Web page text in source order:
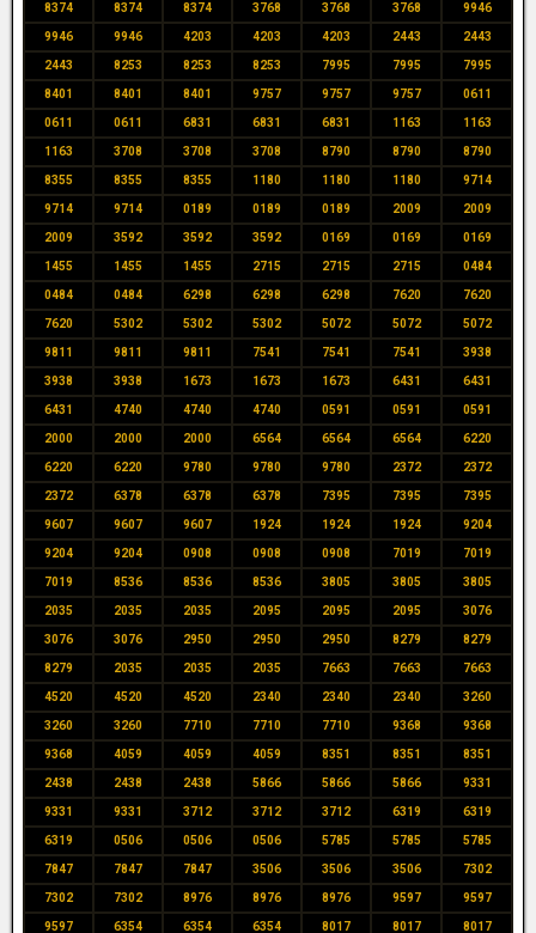
8374 8374 8374 3768 3768 3768 9946
9946 9946 4203 4203 4203 2443 2443
2443 8253 8253 8253 7995 7995 7995
8401 8401 8401 9757 9757 9757 0611
0611 0611 6831 6831 6831 1163 1163
1163 3708 3708 3708 8790 8790 8790
8355 8355 8355 1180 1180 1180 9714
9714 9714 0189 0189 0189 2009 2009
2009 3592 3592 3592 0169 0169 0169
1455 1455 1455 2715 2715 2715 0484
0484 0484 6298 6298 6298 7620 7620
7620 5302 5302 5302 5072 5072 5072
9811 9811 9811 7541 7541 7541 3938
3938 3938 1673 1673 1673 6431 6431
6431 4740 4740 4740 0591 0591 0591
2000 2000 2000 6564 6564 6564 6220
6220 6220 9780 9780 9780 2372 2372
2372 6378 6378 6378 7395 7395 7395
9607 9607 9607 1924 1924 1924 9204
9204 9204 0908 0908 0908 7019 7019
7019 8536 8536 8536 3805 3805 3805
2035 2035 2035 2095 2095 2095 3076
3076 3076 2950 2950 2950 8279 8279
8279 2035 2035 2035 7663 7663 7663
4520 4520 4520 2340 2340 2340 3260
3260 3260 7710 7710 7710 9368 9368
9368 4059 4059 4059 8351 8351 8351
2438 2438 2438 5866 5866 5866 9331
9331 9331 3712 3712 3712 6319 6319
6319 0506 0506 0506 5785 5785 5785
7847 7847 7847 3506 3506 3506 7302
7302 7302 8976 8976 8976 9597 9597
9597 6354 6354 6354 8017 8017 8017